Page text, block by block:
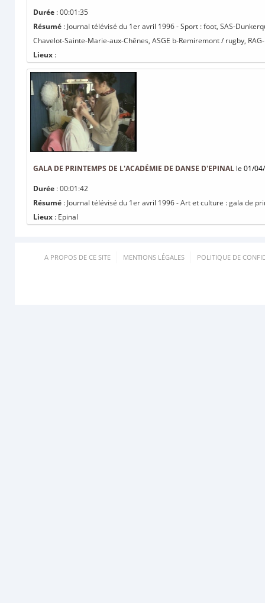
Durée : 00:01:35
Résumé : Journal télévisé du 1er avril 1996 - Sport : foot, SAS-
Chavelot-Sainte-Marie-aux-Chênes, ASGE b-Remiremont / rugby,
Lieux :
GALA DE PRINTEMPS DE L'ACADÉMIE DE DANSE D'EPINAL le 01/
Durée : 00:01:42
Résumé : Journal télévisé du 1er avril 1996 - Art et culture : gala de
Lieux : Epinal
A PROPOS DE CE SITE MENTIONS LÉGALES POLITIQUE DE